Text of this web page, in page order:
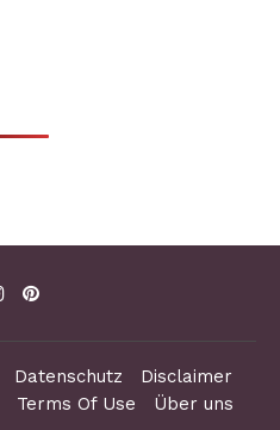
Datenschutz
Disclaimer
Terms Of Use Über uns